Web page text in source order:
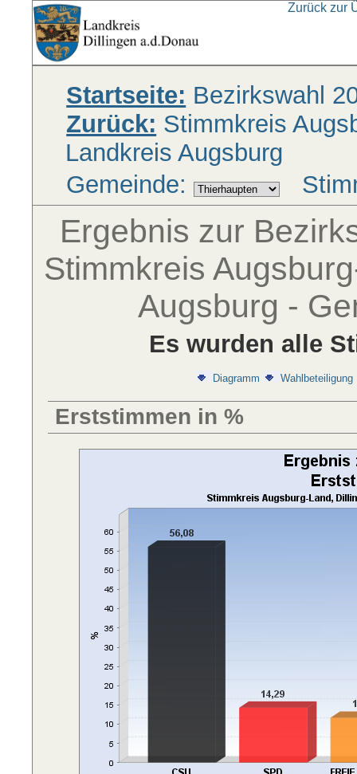
Zurück zur
Startseite: Bezirkswahl
Zurück: Stimmkreis
Landkreis Augsburg
Gemeinde:
Ergebnis zur
Stimmkreis
Augsburg -
Es wurden alle
Diagramm Wahlbeteiligung
Erststimmen in %